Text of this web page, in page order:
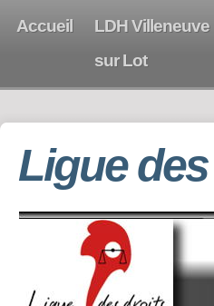
Accueil
LDH Villeneuve
sur Lot
Ligue